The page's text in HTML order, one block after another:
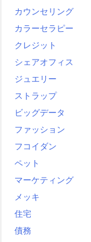
カウンセリング
カラーセラピー
クレジット
シェアオフィス
ジュエリー
ストラップ
ビッグデータ
ファッション
フコイダン
ペット
マーケティング
メッキ
住宅
債務